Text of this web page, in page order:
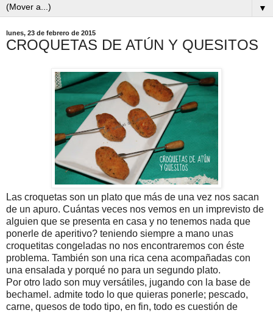
▼
lunes, 23 de febrero de 2015
CROQUETAS DE ATÚN Y QUESITOS
Las croquetas son un plato que más de una vez nos sacan
de un apuro. Cuántas veces nos vemos en un imprevisto de
alguien que se presenta en casa y no tenemos nada que
ponerle de aperitivo? teniendo siempre a mano unas
croquetitas congeladas no nos encontraremos con éste
problema. También son una rica cena acompañadas con
una ensalada y porqué no para un segundo plato.
Por otro lado son muy versátiles, jugando con la base de
bechamel. admite todo lo que quieras ponerle; pescado,
carne, quesos de todo tipo, en fin, todo es cuestión de